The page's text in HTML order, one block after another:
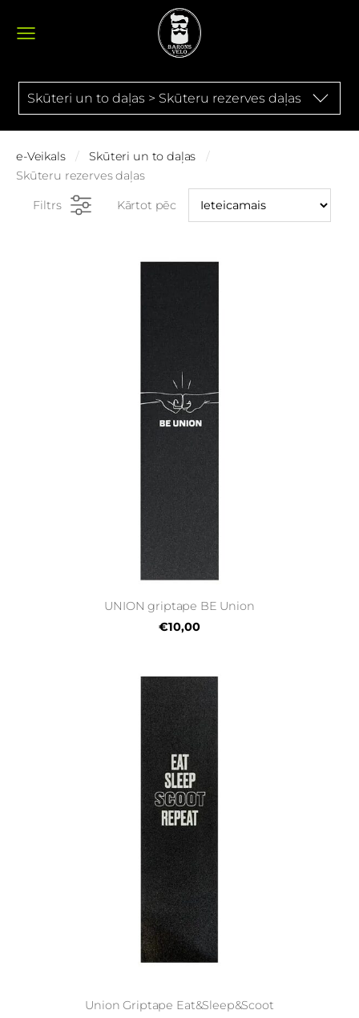
Skūteri un to daļas > Skūteru rezerves daļas
e-Veikals
Skūteri un to daļas
Skūteru rezerves daļas
Filtrs Kārtot pēc
UNION griptape BE Union
€10,00
Union Griptape Eat&Sleep&Scoot